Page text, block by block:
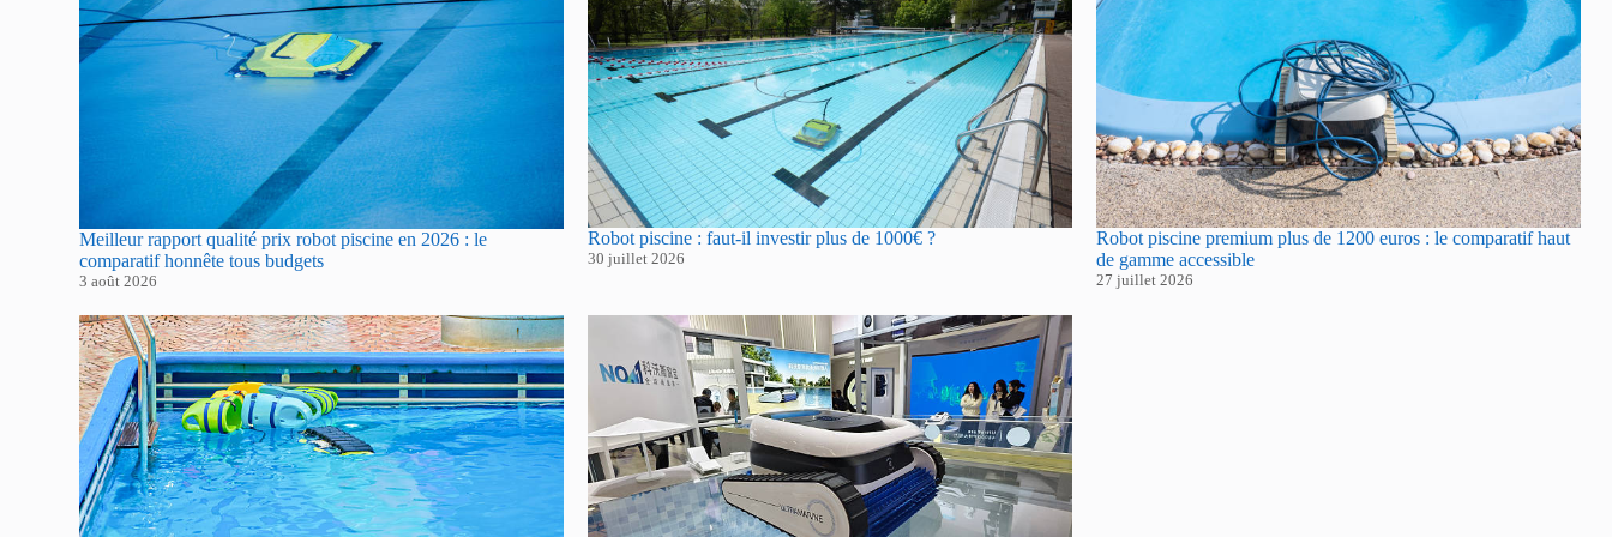
Meilleur rapport qualité prix robot piscine en 2026 : le
comparatif honnête tous budgets
3 août 2026
Robot piscine : faut-il investir plus de 1000€ ?
30 juillet 2026
Robot piscine premium plus de 1200 euros : le comparatif haut
de gamme accessible
27 juillet 2026